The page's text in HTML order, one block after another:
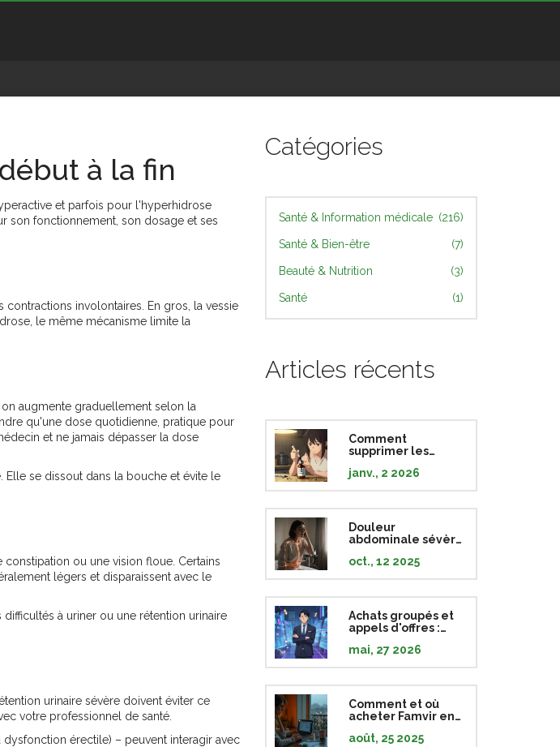
à la fin
et parfois pour l'hyperhidrose
son fonctionnement, son dosage et ses
involontaires. En gros, la vessie
le même mécanisme limite la
augmente graduellement selon la
qu'une dose quotidienne, pratique pour
et ne jamais dépasser la dose
se dissout dans la bouche et évite le
ou une vision floue. Certains
légers et disparaissent avec le
à uriner ou une rétention urinaire
urinaire sévère doivent éviter ce
votre professionnel de santé.
érectile) – peuvent interagir avec
Catégories
Santé & Information médicale (216)
Santé & Bien-être (7)
Beauté & Nutrition (3)
Santé (1)
Articles récents
Comment
supprimer les
personnelles sur
les flacons de
éviter le vol
d'identité
janv., 2 2026
Douleur
abdominale sévère
qu’il faut savoir
oct., 12 2025
Achats groupés et
appels d'offres :
assureurs
réduisent les coûts
mai, 27 2026
Comment et où
acheter Famvir en
(2025) : légal, sûr,
août, 25 2025